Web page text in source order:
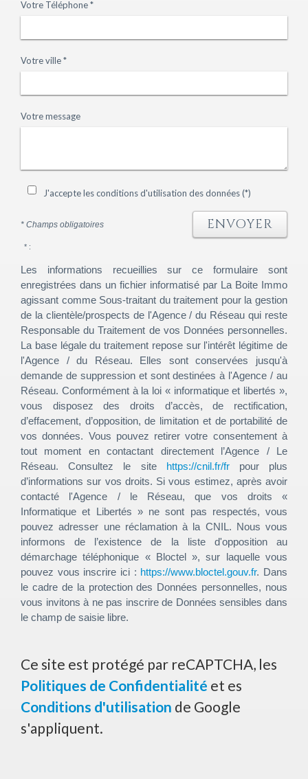
Votre Téléphone *
Votre ville *
Votre message
J'accepte les conditions d'utilisation des données (*)
* Champs obligatoires ENVOYER
* :
Les informations recueillies sur ce formulaire sont
enregistrées dans un fichier informatisé par La Boite Immo
agissant comme Sous-traitant du traitement pour la gestion
de la clientèle/prospects de l'Agence / du Réseau qui reste
Responsable du Traitement de vos Données personnelles.
La base légale du traitement repose sur l'intérêt légitime de
l'Agence / du Réseau. Elles sont conservées jusqu'à
demande de suppression et sont destinées à l'Agence / au
Réseau. Conformément à la loi « informatique et libertés »,
vous disposez des droits d’accès, de rectification,
d’effacement, d’opposition, de limitation et de portabilité de
vos données. Vous pouvez retirer votre consentement à
tout moment en contactant directement l’Agence / Le
Réseau. Consultez le site
https://cnil.fr/frpour plus
d’informations sur vos droits. Si vous estimez, après avoir
contacté l'Agence / le Réseau, que vos droits «
Informatique et Libertés » ne sont pas respectés, vous
pouvez adresser une réclamation à la CNIL. Nous vous
informons de l’existence de la liste d'opposition au
démarchage téléphonique « Bloctel », sur laquelle vous
pouvez vous inscrire ici : https://www.bloctel.gouv.fr. Dans
le cadre de la protection des Données personnelles, nous
vous invitons à ne pas inscrire de Données sensibles dans
le champ de saisie libre.
Ce site est protégé par reCAPTCHA, les
Politiques de Confidentialité et es
Conditions d'utilisation de Google
s'appliquent.